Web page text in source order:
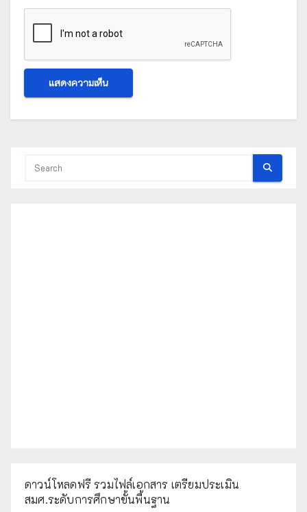
ดาวน์โหลดฟรี รวมไฟล์เอกสาร เตรียมประเมิน
สมศ.ระดับการศึกษาขั้นพื้นฐาน